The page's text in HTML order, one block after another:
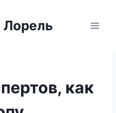
Лорель
как